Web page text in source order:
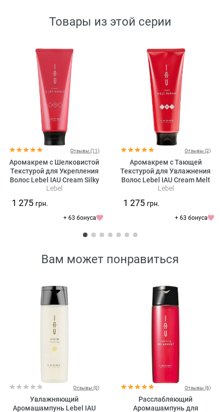
Товары из этой серии
Отзывы (11)
Аромакрем с Шелковистой
Текстурой для Укрепления
Волос Lebel IAU Cream Silky
Repair
Lebel
1 275 грн.
+ 63 бонуса
Отзывы (2)
Аромакрем с Тающей
Текстурой для Увлажнения
Волос Lebel IAU Cream Melt
Repair
Lebel
1 275 грн.
+ 63 бонуса
Вам может понравиться
Отзывы (0)
Увлажняющий
Аромашампунь Lebel IAU
Отзывы (6)
Расслабляющий
Аромашампунь для